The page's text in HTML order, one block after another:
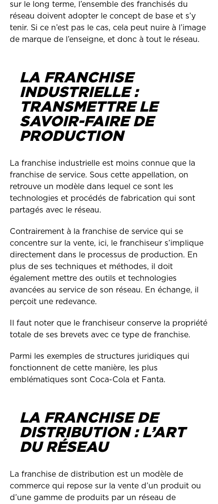
sur le long terme, l’ensemble des franchisés du
réseau doivent adopter le concept de base et s’y
tenir. Si ce n’est pas le cas, cela peut nuire à l’image
de marque de l’enseigne, et donc à tout le réseau.
LA FRANCHISE
INDUSTRIELLE :
TRANSMETTRE LE
SAVOIR-FAIRE DE
PRODUCTION
La franchise industrielle est moins connue que la
franchise de service. Sous cette appellation, on
retrouve un modèle dans lequel ce sont les
technologies et procédés de fabrication qui sont
partagés avec le réseau.
Contrairement à la franchise de service qui se
concentre sur la vente, ici, le franchiseur s’implique
directement dans le processus de production. En
plus de ses techniques et méthodes, il doit
également mettre des outils et technologies
avancées au service de son réseau. En échange, il
perçoit une redevance.
Il faut noter que le franchiseur conserve la propriété
totale de ses brevets avec ce type de franchise.
Parmi les exemples de structures juridiques qui
fonctionnent de cette manière, les plus
emblématiques sont Coca-Cola et Fanta.
LA FRANCHISE DE
DISTRIBUTION : L’ART
DU RÉSEAU
La franchise de distribution est un modèle de
commerce qui repose sur la vente d’un produit ou
d’une gamme de produits par un réseau de